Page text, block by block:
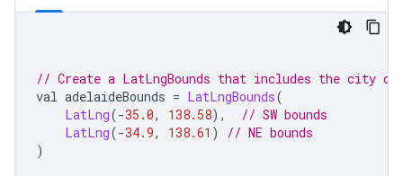
// Create a LatLngBounds that includes the city
val adelaideBounds = LatLngBounds(
LatLng(-35.0, 138.58),
// SW bounds
LatLng(-34.9, 138.61 )
// NE bounds
)